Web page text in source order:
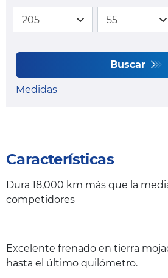
Buscar
Medidas
Características
Dura 18,000 km más que la
competidores
Excelente frenado en tierra
hasta el último quilómetro.